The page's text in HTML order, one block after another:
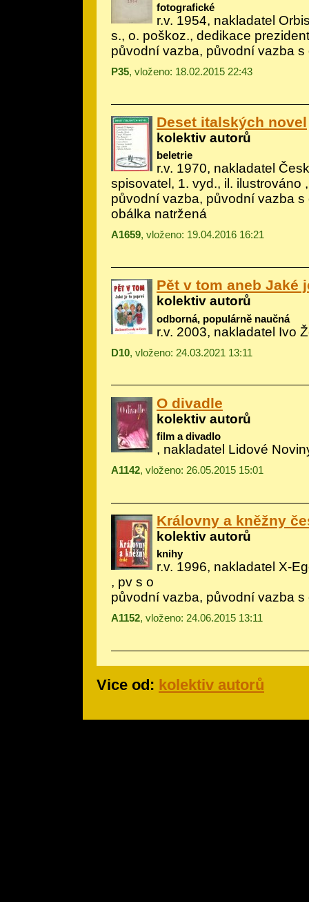
fotografické
r.v. 1954, nakladatel
s., o. poškoz., dedikace
původní vazba, původní vazba s
P35, vloženo: 18.02.2015 22:43
Deset italských novel
kolektiv autorů
beletrie
r.v. 1970, nakladatel
spisovatel, 1. vyd., il. ilustrováno
původní vazba, původní vazba s
obálka natržená
A1659, vloženo: 19.04.2016 16:21
Pět v tom aneb Jaké
kolektiv autorů
odborná, populárně naučná
r.v. 2003, nakladatel Ivo
D10, vloženo: 24.03.2021 13:11
O divadle
kolektiv autorů
film a divadlo
, nakladatel Lidové
A1142, vloženo: 26.05.2015 15:01
Královny a kněžny
kolektiv autorů
knihy
r.v. 1996, nakladatel X-
, pv s o
původní vazba, původní vazba s
A1152, vloženo: 24.06.2015 13:11
Vice od: kolektiv autorů